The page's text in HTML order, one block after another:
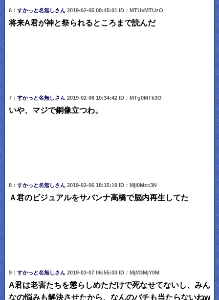
6： すかっと名無しさん 2019-02-05 08:45:01 ID：MTUxMTUzO
将来A君が神と祭られるところまで読んだ
7： すかっと名無しさん 2019-02-06 10:34:42 ID：MTg0MTk3O
いや、マジで銅像立つわ。
8： すかっと名無しさん 2019-02-06 18:15:19 ID：MjI0Mzc3N
Ａ君のビジュアルをサバンナ高橋で脳内再生してた
9： すかっと名無しさん 2019-03-07 06:55:03 ID：MjM3MjY0M
A君は老害たちを懲らしめただけで死なせてないし、みん
なの悩みも解決させたから、なんのバチも当たらないねw